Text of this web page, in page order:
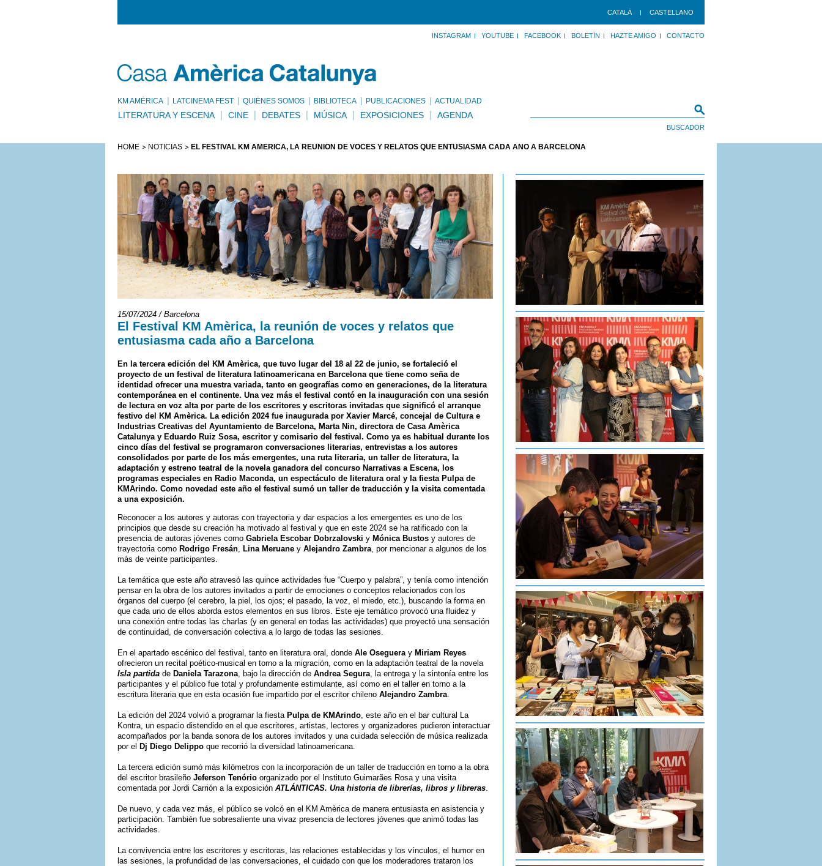
CATALÀ CASTELLANO
INSTAGRAM YOUTUBE FACEBOOK BOLETÍN HAZTE AMIGO CONTACTO
KM AMÈRICA LATCINEMA FEST QUIÉNES SOMOS BIBLIOTECA PUBLICACIONES ACTUALIDAD
LITERATURA Y ESCENA CINE DEBATES MÚSICA EXPOSICIONES AGENDA
HOME NOTICIAS EL FESTIVAL KM AMÈRICA, LA REUNIÓN DE VOCES Y RELATOS QUE ENTUSIASMA CADA AÑO A BARCELONA
15/07/2024 / Barcelona
El Festival KM Amèrica, la reunión de voces y relatos que
entusiasma cada año a Barcelona
En la tercera edición del KM Amèrica, que tuvo lugar del 18 al 22 de junio, se fortaleció el
proyecto de un festival de literatura latinoamericana en Barcelona que tiene como seña de
identidad ofrecer una muestra variada, tanto en geografías como en generaciones, de la literatura
contemporánea en el continente. Una vez más el festival contó en la inauguración con una sesión
de lectura en voz alta por parte de los escritores y escritoras invitadas que significó el arranque
festivo del KM Amèrica. La edición 2024 fue inaugurada por Xavier Marcé, concejal de Cultura e
Industrias Creativas del Ayuntamiento de Barcelona, Marta Nin, directora de Casa Amèrica
Catalunya y Eduardo Ruiz Sosa, escritor y comisario del festival. Como ya es habitual durante los
cinco días del festival se programaron conversaciones literarias, entrevistas a los autores
consolidados por parte de los más emergentes, una ruta literaria, un taller de literatura, la
adaptación y estreno teatral de la novela ganadora del concurso Narrativas a Escena, los
programas especiales en Radio Maconda, un espectáculo de literatura oral y la fiesta Pulpa de
KMArindo. Como novedad este año el festival sumó un taller de traducción y la visita comentada
a una exposición.
Reconocer a los autores y autoras con trayectoria y dar espacios a los emergentes es uno de los
principios que desde su creación ha motivado al festival y que en este 2024 se ha ratificado con la
presencia de autoras jóvenes como Gabriela Escobar Dobrzalovski y Mónica Bustos y autores de
trayectoria como Rodrigo Fresán, Lina Meruane y Alejandro Zambra, por mencionar a algunos de los
más de veinte participantes.
La temática que este año atravesó las quince actividades fue “Cuerpo y palabra”, y tenía como intención
pensar en la obra de los autores invitados a partir de emociones o conceptos relacionados con los
órganos del cuerpo (el cerebro, la piel, los ojos; el pasado, la voz, el miedo, etc.), buscando la forma en
que cada uno de ellos aborda estos elementos en sus libros. Este eje temático provocó una fluidez y
una conexión entre todas las charlas (y en general en todas las actividades) que proyectó una sensación
de continuidad, de conversación colectiva a lo largo de todas las sesiones.
En el apartado escénico del festival, tanto en literatura oral, donde Ale Osegueray Miriam Reyes
ofrecieron un recital poético-musical en torno a la migración, como en la adaptación teatral de la novela
Isla partida de Daniela Tarazona, bajo la dirección de Andrea Segura, la entrega y la sintonía entre los
participantes y el público fue total y profundamente estimulante, así como en el taller en torno a la
escritura literaria que en esta ocasión fue impartido por el escritor chileno Alejandro Zambra.
La edición del 2024 volvió a programar la fiesta Pulpa de KMArindo, este año en el bar cultural La
Kontra, un espacio distendido en el que escritores, artistas, lectores y organizadores pudieron interactuar
acompañados por la banda sonora de los autores invitados y una cuidada selección de música realizada
por el Dj Diego Delippo que recorrió la diversidad latinoamericana.
La tercera edición sumó más kilómetros con la incorporación de un taller de traducción en torno a la obra
del escritor brasileño Jeferson Tenório organizado por el Instituto Guimarães Rosa y una visita
comentada por Jordi Carrión a la exposición ATLÁNTICAS. Una historia de librerías, libros y libreras.
De nuevo, y cada vez más, el público se volcó en el KM Amèrica de manera entusiasta en asistencia y
participación. También fue sobresaliente una vivaz presencia de lectores jóvenes que animó todas las
actividades.
La convivencia entre los escritores y escritoras, las relaciones establecidas y los vínculos, el humor en
las sesiones, la profundidad de las conversaciones, el cuidado con que los moderadores trataron los